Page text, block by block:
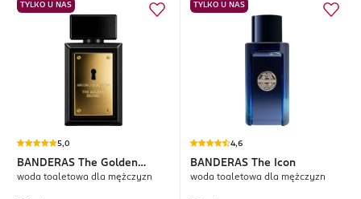
TYLKO U NAS
5,0
BANDERAS The Golden
Secret
woda toaletowa dla mężczyzn
TYLKO U NAS
4,6
BANDERAS The Icon
woda toaletowa dla mężczyzn